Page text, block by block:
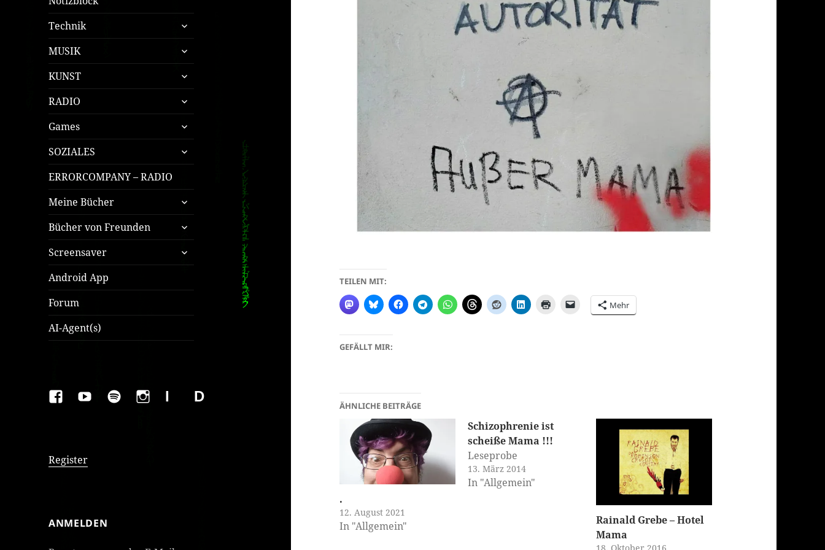
Technik
untermenü
öffnen
MUSIK
untermenü
öffnen
KUNST
untermenü
öffnen
RADIO
untermenü
öffnen
Games
untermenü
öffnen
SOZIALES
untermenü
öffnen
ERRORCOMPANY – RADIO
Meine Bücher
untermenü
öffnen
Bücher von Freunden
untermenü
öffnen
Screensaver
untermenü
öffnen
Android App
Forum
AI-Agent(s)
FAKEBOOK
YOUTUBESPOTIFYINSTAGRAM
IMPRESSUMDatenschutzerklärung
Register
ANMELDEN
TEILEN MIT:
Mehr
GEFÄLLT MIR:
ÄHNLICHE BEITRÄGE
.
12. August 2021
In "Allgemein"
Schizophrenie ist
scheiße Mama !!!
Leseprobe
13. März 2014
In "Allgemein"
Rainald Grebe – Hotel
Mama
18. Oktober 2016